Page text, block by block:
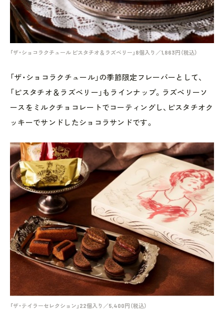
「ザ・ショコラクチュール ピスタチオ＆ラズベリー」8個入り／1,863円（税込）
「ザ・ショコラクチュール」の季節限定フレーバーとして、
「ピスタチオ＆ラズベリー」もラインナップ。ラズベリーソ
ースをミルクチョコレートでコーティングし、ピスタチオク
ッキーでサンドしたショコラサンドです。
「ザ・テイラーセレクション」22個入り／5,400円（税込）